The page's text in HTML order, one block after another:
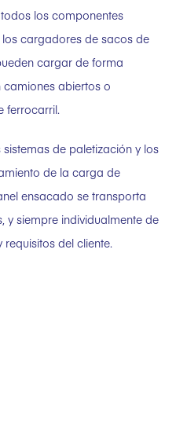
los componentes
cargadores de sacos de
cargar de forma
abiertos o
ferrocarril.
de paletización y los
de la carga de
ensacado se transporta
y siempre individualmente de
del cliente.